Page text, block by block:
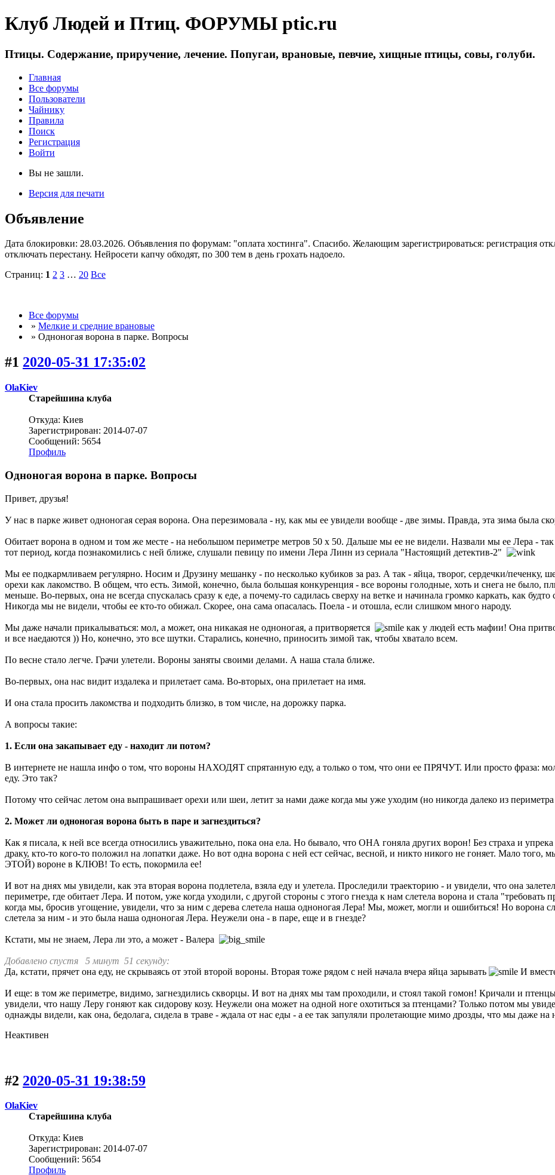
Клуб Людей и Птиц. ФОРУМЫ ptic.ru
Птицы. Содержание, приручение, лечение. Попугаи, врановые, певчие, хищные птицы, совы, голуби.
Главная
Все форумы
Пользователи
Чайнику
Правила
Поиск
Регистрация
Войти
Вы не зашли.
Версия для печати
Объявление
Дата блокировки: 28.03.2026. Объявления по форумам: "оплата хостинга". Спасибо. Желающим зарегистрироваться: регистрация
отключать перестану. Нейросети капчу обходят, по 300 тем в день грохать надоело.
Страниц: 1 2 3 … 20 Все
Все форумы
» Мелкие и средние врановые
» Одноногая ворона в парке. Вопросы
#1 2020-05-31 17:35:02
OlaKiev
Старейшина клуба
Откуда: Киев
Зарегистрирован: 2014-07-07
Сообщений: 5654
Профиль
Одноногая ворона в парке. Вопросы
Привет, друзья!
У нас в парке живет одноногая серая ворона. Она перезимовала - ну, как мы ее увидели вообще - две зимы. Правда, эта зима была
Обитает ворона в одном и том же месте - на небольшом периметре метров 50 х 50. Дальше мы ее не видели. Назвали мы ее Лера -
тот период, когда познакомились с ней ближе, слушали певицу по имени Лера Линн из сериала "Настоящий детектив-2"
Мы ее подкармливаем регулярно. Носим и Друзину мешанку - по несколько кубиков за раз. А так - яйца, творог, сердечки/печенку,
орехи как лакомство. В общем, что есть. Зимой, конечно, была большая конкуренция - все вороны голодные, хоть и снега не было,
меньше. Во-первых, она не всегда спускалась сразу к еде, а почему-то садилась сверху на ветке и начинала громко каркать, как
Никогда мы не видели, чтобы ее кто-то обижал. Скорее, она сама опасалась. Поела - и отошла, если слишком много народу.
Мы даже начали прикалываться: мол, а может, она никакая не одноногая, а притворяется
как у людей есть мафии! Она
и все наедаются )) Но, конечно, это все шутки. Старались, конечно, приносить зимой так, чтобы хватало всем.
По весне стало легче. Грачи улетели. Вороны заняты своими делами. А наша стала ближе.
Во-первых, она нас видит издалека и прилетает сама. Во-вторых, она прилетает на имя.
И она стала просить лакомства и подходить близко, в том числе, на дорожку парка.
А вопросы такие:
1. Если она закапывает еду - находит ли потом?
В интернете не нашла инфо о том, что вороны НАХОДЯТ спрятанную еду, а только о том, что они ее ПРЯЧУТ. Или просто фраза:
еду. Это так?
Потому что сейчас летом она выпрашивает орехи или шеи, летит за нами даже когда мы уже уходим (но никогда далеко из периметра
2. Может ли одноногая ворона быть в паре и загнездиться?
Как я писала, к ней все всегда относились уважительно, пока она ела. Но бывало, что ОНА гоняла других ворон! Без страха и
драку, кто-то кого-то положил на лопатки даже. Но вот одна ворона с ней ест сейчас, весной, и никто никого не гоняет. Мало того,
ЭТОЙ) вороне в КЛЮВ! То есть, покормила ее!
И вот на днях мы увидели, как эта вторая ворона подлетела, взяла еду и улетела. Проследили траекторию - и увидели, что она
периметре, где обитает Лера. И потом, уже когда уходили, с другой стороны с этого гнезда к нам слетела ворона и стала
когда мы, бросив угощение, увидели, что за ним с дерева слетела наша одноногая Лера! Мы, может, могли и ошибиться! Но ворона
слетела за ним - и это была наша одноногая Лера. Неужели она - в паре, еще и в гнезде?
Кстати, мы не знаем, Лера ли это, а может - Валера
Добавлено спустя 5 минут 51 секунду:
Да, кстати, прячет она еду, не скрываясь от этой второй вороны. Вторая тоже рядом с ней начала вчера яйца зарывать
И
И еще: в том же периметре, видимо, загнездились скворцы. И вот на днях мы там проходили, и стоял такой гомон! Кричали и
увидели, что нашу Леру гоняют как сидорову козу. Неужели она может на одной ноге охотиться за птенцами? Только потом мы
однажды видели, как она, бедолага, сидела в траве - ждала от нас еды - а ее так запуляли пролетающие мимо дрозды, что мы даже на
Неактивен
#2 2020-05-31 19:38:59
OlaKiev
Старейшина клуба
Откуда: Киев
Зарегистрирован: 2014-07-07
Сообщений: 5654
Профиль